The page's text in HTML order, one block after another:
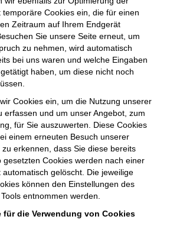
Cookies ein, die für einen
Zeitraum auf Ihrem Endgerät
Sie unsere Seite erneut, um
zu nehmen, wird automatisch
bei uns waren und welche Eingaben
haben, um diese nicht noch
Cookies ein, um die Nutzung unserer
erfassen und um unser Angebot, zum
für Sie auszuwerten. Diese Cookies
einem erneuten Besuch unserer
erkennen, dass Sie diese bereits
gesetzten Cookies werden nach einer
gelöscht. Die jeweilige
können den Einstellungen des
entnommen werden.
für die Verwendung von Cookies